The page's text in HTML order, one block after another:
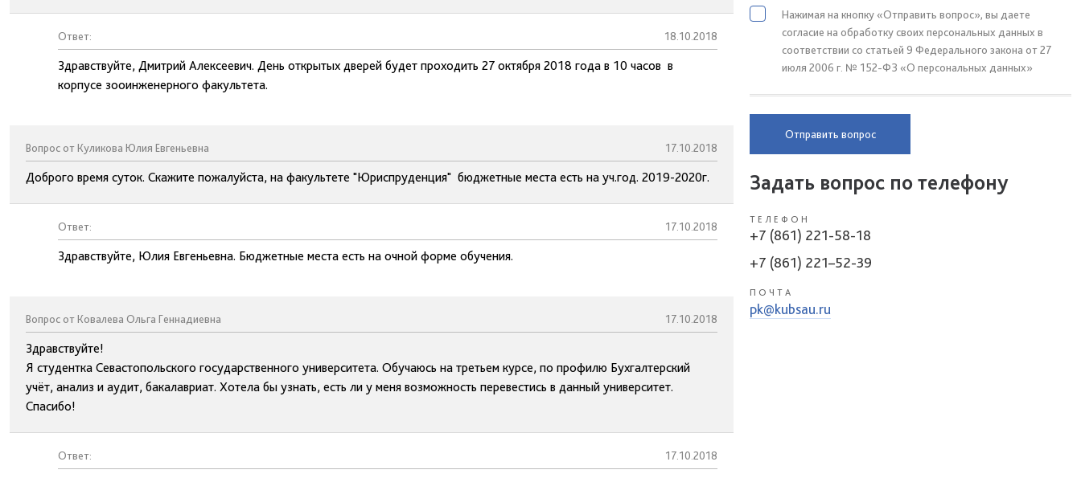
Ответ: 18.10.2018
Здравствуйте, Дмитрий Алексеевич. День открытых дверей будет проходить 27 октября 2018 года в 10 часов в
корпусе зооинженерного факультета.
Вопрос от Куликова Юлия Евгеньевна 17.10.2018
Доброго время суток. Скажите пожалуйста, на факультете "Юриспруденция" бюджетные места есть на уч.год. 2019-2020г.
Ответ: 17.10.2018
Здравствуйте, Юлия Евгеньевна. Бюджетные места есть на очной форме обучения.
Вопрос от Ковалева Ольга Геннадиевна 17.10.2018
Здравствуйте!
Я студентка Севастопольского государственного университета. Обучаюсь на третьем курсе, по профилю Бухгалтерский
учёт, анализ и аудит, бакалавриат. Хотела бы узнать, есть ли у меня возможность перевестись в данный университет.
Спасибо!
Ответ: 17.10.2018
Нажимая на кнопку «Отправить вопрос», вы даете
согласие на обработку своих персональных данных в
соответствии со статьей 9 Федерального закона от 27
июля 2006 г. № 152-ФЗ «О персональных данных»
Отправить вопрос
Задать вопрос по телефону
ТЕЛЕФОН
+7 (861) 221-58-18
+7 (861) 221–52-39
ПОЧТА
pk@kubsau.ru